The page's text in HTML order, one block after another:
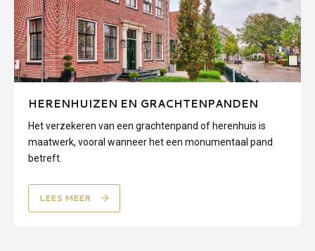
HERENHUIZEN EN GRACHTENPANDEN
Het verzekeren van een grachtenpand of herenhuis is
maatwerk, vooral wanneer het een monumentaal pand
betreft.
LEES MEER